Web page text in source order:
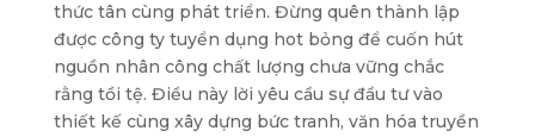
thức tân cùng phát triển. Đừng quên thành lập
được công ty tuyển dụng hot bỏng để cuốn hút
nguồn nhân công chất lượng chưa vững chắc
rằng tồi tệ. Điều này lời yêu cầu sự đầu tư vào
thiết kế cùng xây dựng bức tranh, văn hóa truyền